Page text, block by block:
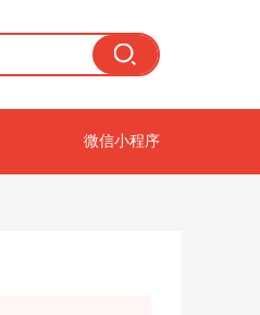
微信小程序